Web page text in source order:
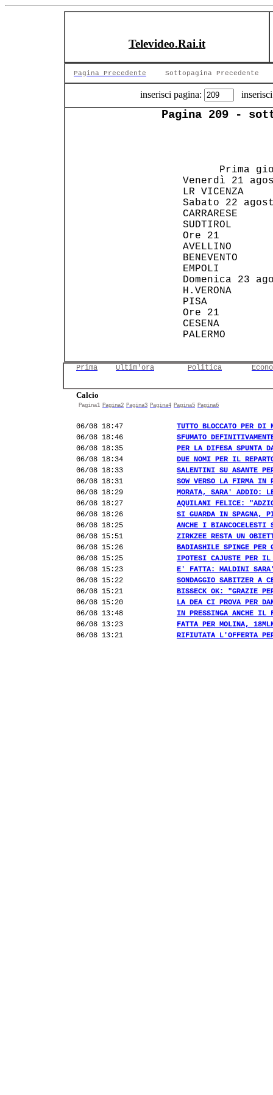
Televideo.Rai.it
Pagina Precedente Sottopagina Precedente
inserisci pagina:
Pagina 209 -
Venerdì
LR
Sabato
EMPOLI
Domenica
PISA
CESENA
PALERMO
Prima Ultim'ora Politica
Calcio
Pagina1 Pagina2 Pagina3 Pagina4 Pagina5 Pagina6
06/08 18:47
TUTTO BLOCCATO PER DI
06/08 18:46
SFUMATO
06/08 18:35
PER LA DIFESA SPUNTA
06/08 18:34
DUE NOMI PER IL
06/08 18:33
SALENTINI SU ASANTE
06/08 18:31
SOW VERSO LA FIRMA IN
06/08 18:29
MORATA, SARA' ADDIO:
06/08 18:27
AQUILANI FELICE:
06/08 18:26
SI GUARDA IN SPAGNA,
06/08 18:25
ANCHE I BIANCOCELESTI
06/08 15:51
ZIRKZEE RESTA UN
06/08 15:26
BADIASHILE SPINGE PER
06/08 15:25
IPOTESI CAJUSTE PER IL
06/08 15:23
E' FATTA: MALDINI SARA'
06/08 15:22
SONDAGGIO SABITZER A
06/08 15:21
BISSECK OK: "GRAZIE
06/08 15:20
LA DEA CI PROVA PER
06/08 13:48
IN PRESSINGA ANCHE IL
06/08 13:23
FATTA PER MOLINA,
06/08 13:21
RIFIUTATA L'OFFERTA